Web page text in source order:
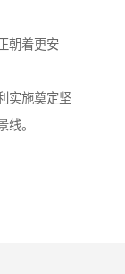
朝着更安
实施奠定坚
。